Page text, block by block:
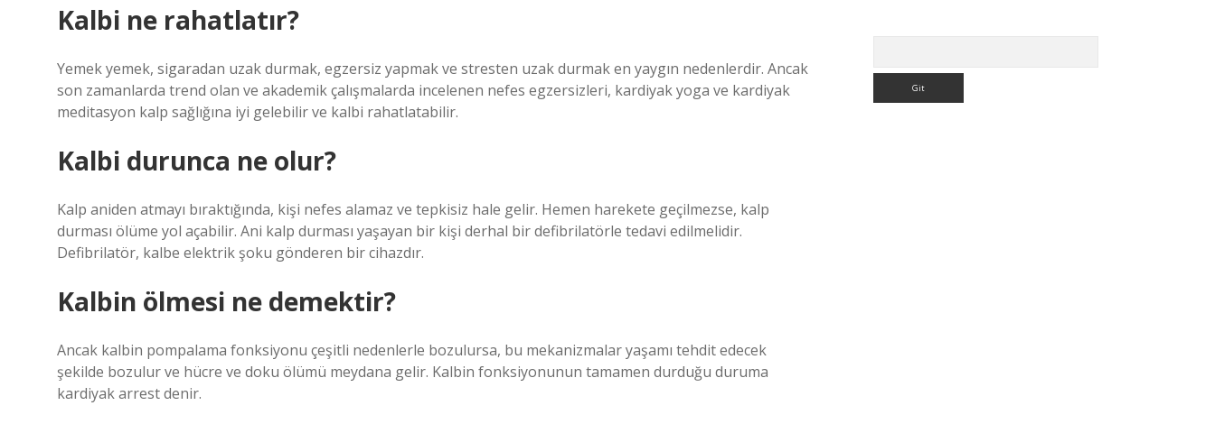
Kalbi ne rahatlatır?
Yemek yemek, sigaradan uzak durmak, egzersiz yapmak ve stresten uzak durmak en yaygın nedenlerdir. Ancak
son zamanlarda trend olan ve akademik çalışmalarda incelenen nefes egzersizleri, kardiyak yoga ve kardiyak
meditasyon kalp sağlığına iyi gelebilir ve kalbi rahatlatabilir.
Kalbi durunca ne olur?
Kalp aniden atmayı bıraktığında, kişi nefes alamaz ve tepkisiz hale gelir. Hemen harekete geçilmezse, kalp
durması ölüme yol açabilir. Ani kalp durması yaşayan bir kişi derhal bir defibrilatörle tedavi edilmelidir.
Defibrilatör, kalbe elektrik şoku gönderen bir cihazdır.
Kalbin ölmesi ne demektir?
Ancak kalbin pompalama fonksiyonu çeşitli nedenlerle bozulursa, bu mekanizmalar yaşamı tehdit edecek
şekilde bozulur ve hücre ve doku ölümü meydana gelir. Kalbin fonksiyonunun tamamen durduğu duruma
kardiyak arrest denir.